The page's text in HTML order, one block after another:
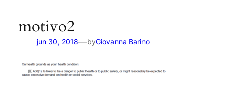
motivo2
jun 30, 2018—byGiovanna Barino